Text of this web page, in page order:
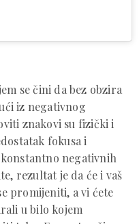
se čini da bez obzira
iz negativnog
znakovi su fizički i
fokusa i
negativnih
rezultat je da će i vaš
promijeniti, a vi ćete
u bilo kojem